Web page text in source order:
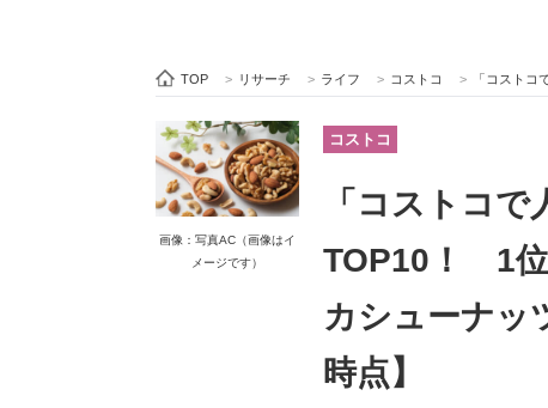
ビジネスと働き方のヒント
ITエンジニア向け専門サイト
モノづくり技術者専門サイト
TOP > リサーチ > ライフ > コストコ > 「コストコで人
画像：写真AC（画像はイ
メージです）
コストコ
「コストコ
TOP10！ 1位
カシューナッ
時点】